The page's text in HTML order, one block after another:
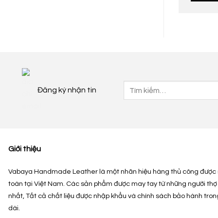
Đăng ký nhận tin
Giới thiệu
Vabaya Handmade Leather là một nhãn hiệu hàng thủ công được
toàn tại Việt Nam. Các sản phẩm được may tay từ những người
nhất, Tất cả chất liệu được nhập khẩu và chính sách bảo hành
dài.